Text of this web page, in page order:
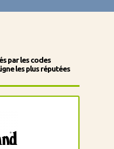
par les codes
les plus réputées